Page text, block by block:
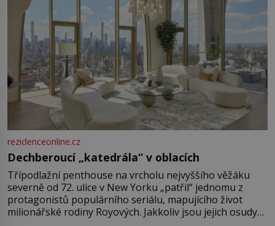
rezidenceonline.cz
Dechberoucí „katedrála“ v oblacích
Třípodlažní penthouse na vrcholu nejvyššího věžáku
severně od 72. ulice v New Yorku „patřil“ jednomu z
protagonistů populárního seriálu, mapujícího život
milionářské rodiny Royových. Jakkoliv jsou jejich osudy